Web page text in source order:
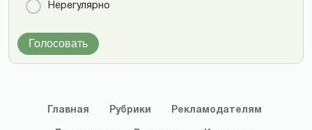
Нерегулярно
Голосовать
Главная Рубрики Рекламодателям